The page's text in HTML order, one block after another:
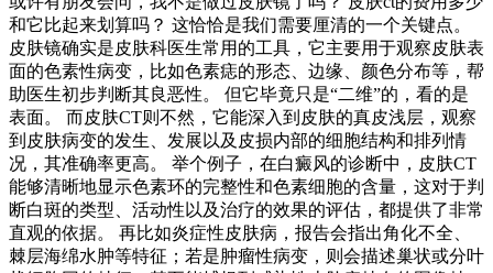
和它比起来划算吗？ 这恰恰是我们需要厘清的一个关键点。
皮肤镜确实是皮肤科医生常用的工具，它主要用于观察皮肤表
面的色素性病变，比如色素痣的形态、边缘、颜色分布等，帮
助医生初步判断其良恶性。 但它毕竟只是“二维”的，看的是
表面。 而皮肤CT则不然，它能深入到皮肤的真皮浅层，观察
到皮肤病变的发生、发展以及皮损内部的细胞结构和排列情
况，其准确率更高。 举个例子，在白癜风的诊断中，皮肤CT
能够清晰地显示色素环的完整性和色素细胞的含量，这对于判
断白斑的类型、活动性以及治疗的效果的评估，都提供了非常
直观的依据。 再比如炎症性皮肤病，报告会指出角化不全、
棘层海绵水肿等特征；若是肿瘤性病变，则会描述巢状或分叶